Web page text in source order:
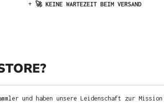
+ 🚀 KEINE WARTEZEIT BEIM VERSAND
und haben unsere Leidenschaft zur Mission